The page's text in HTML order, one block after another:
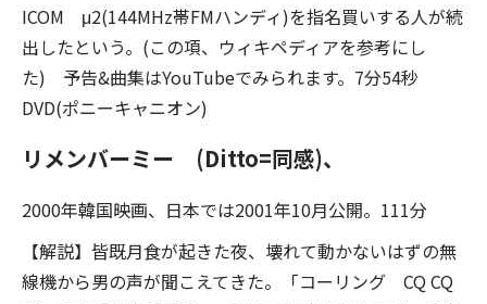
ICOM μ2(144MHz帯FMハンディ)を指名買いする人が続
出したという。(この項、ウィキペディアを参考にし
た) 予告&曲集はYouTubeでみられます。7分54秒
DVD(ポニーキャニオン)
リメンバーミー (Ditto=同感)、
2000年韓国映画、日本では2001年10月公開。111分
【解説】皆既月食が起きた夜、壊れて動かないはずの無
線機から男の声が聞こえてきた。「コーリング CQ CQ